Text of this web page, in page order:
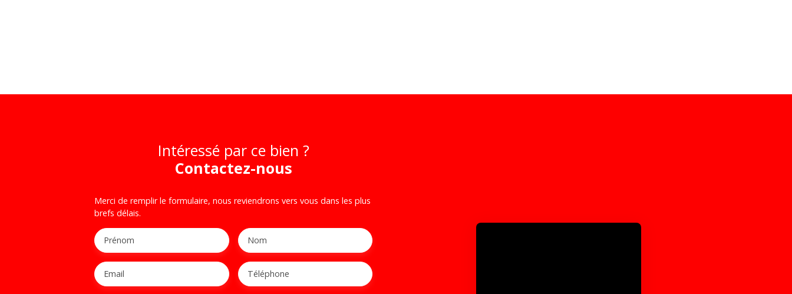
Intéressé par ce bien ?
Contactez-nous
Merci de remplir le formulaire, nous reviendrons vers vous dans les plus
brefs délais.
Prénom Nom
Email Téléphone